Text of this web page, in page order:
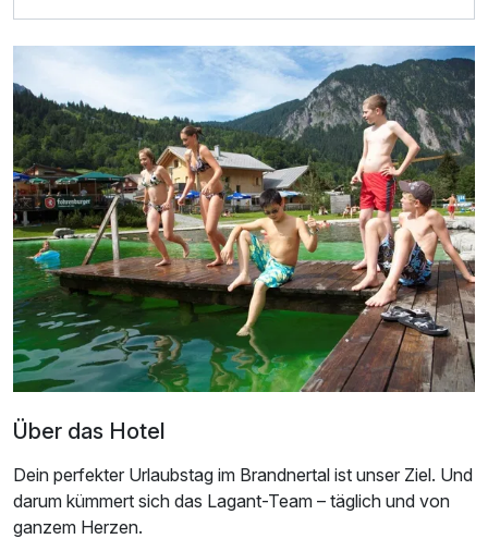
Über das Hotel
Dein perfekter Urlaubstag im Brandnertal ist unser Ziel. Und
darum kümmert sich das Lagant-Team – täglich und von
ganzem Herzen.